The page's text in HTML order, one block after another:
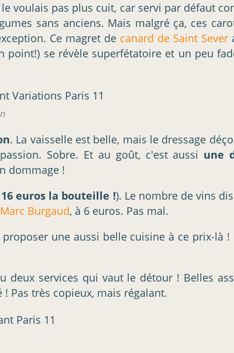
voulais pas plus cuit, car servi par défaut
sans anciens. Mais malgré ça, ces
Ce magret de canard de Saint Sever
se révèle superfétatoire et un peu
. La vaisselle est belle, mais le dressage
Sobre. Et au goût, c'est aussi une
dommage !
16 euros la bouteille !). Le nombre de vins
Burgaud, à 6 euros. Pas mal.
une aussi belle cuisine à ce prix-là
services qui vaut le détour ! Belles
Pas très copieux, mais régalant.